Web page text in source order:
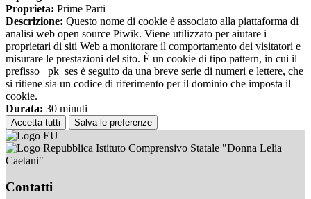
Proprieta: Prime Parti
Descrizione: Questo nome di cookie è associato alla piattaforma di
analisi web open source Piwik. Viene utilizzato per aiutare i
proprietari di siti Web a monitorare il comportamento dei visitatori e
misurare le prestazioni del sito. È un cookie di tipo pattern, in cui il
prefisso _pk_ses è seguito da una breve serie di numeri e lettere, che
si ritiene sia un codice di riferimento per il dominio che imposta il
cookie.
Durata: 30 minuti
Accetta tutti Salva le preferenze
Istituto Comprensivo Statale "Donna Lelia
Caetani"
Contatti